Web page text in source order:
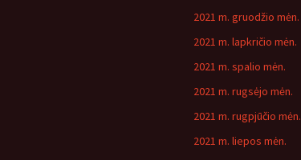
2021 m. gruodžio mėn.
2021 m. lapkričio mėn.
2021 m. spalio mėn.
2021 m. rugsėjo mėn.
2021 m. rugpjūčio mėn.
2021 m. liepos mėn.